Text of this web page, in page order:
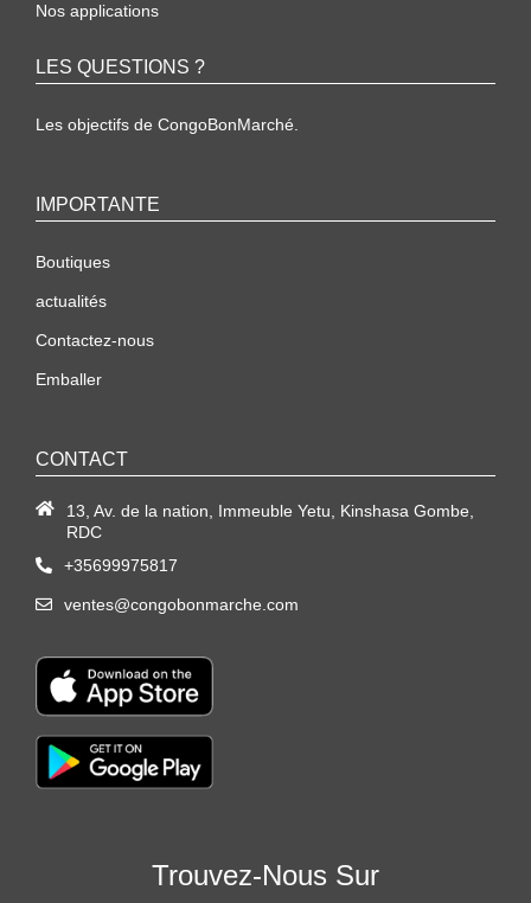
Nos applications
LES QUESTIONS ?
Les objectifs de CongoBonMarché.
IMPORTANTE
Boutiques
actualités
Contactez-nous
Emballer
CONTACT
13, Av. de la nation, Immeuble Yetu, Kinshasa Gombe,
RDC
+35699975817
ventes@congobonmarche.com
Trouvez-Nous Sur